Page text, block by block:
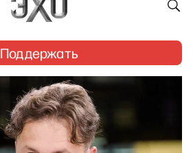
Поддержать